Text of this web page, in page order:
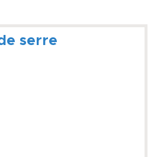
serre